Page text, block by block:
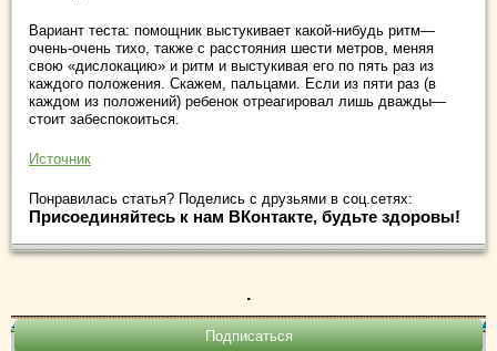
Вариант теста: помощник выстукивает какой-нибудь ритм—
очень-очень тихо, также с расстояния шести метров, ме­­няя
свою «дислокацию» и ритм и выстукивая его по пять раз из
каждого положения. Скажем, пальцами. Если из пяти раз (в
каждом из положений) ребенок отреагировал лишь дважды—
стоит забеспокоиться.
Источник
Понравилась статья? Поделись с друзьями в соц.сетях:
Присоединяйтесь к нам ВКонтакте, будьте здоровы!
.